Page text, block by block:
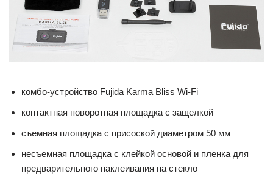
комбо-устройство Fujida Karma Bliss Wi-Fi
контактная поворотная площадка с защелкой
съемная площадка с присоской диаметром 50 мм
несъемная площадка с клейкой основой и пленка для
предварительного наклеивания на стекло